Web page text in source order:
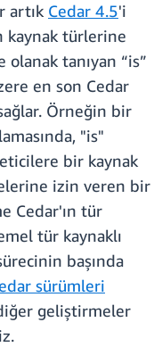
artık Cedar 4.5'i
kaynak türlerine
tanıyan “is”
en son Cedar
Örneğin bir
"is"
bir kaynak
izin veren bir
Cedar'ın tür
tür kaynaklı
başında
sürümleri
geliştirmeler